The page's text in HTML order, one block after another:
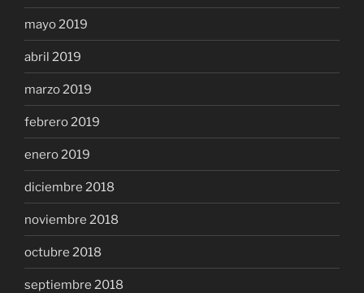
mayo 2019
abril 2019
marzo 2019
febrero 2019
enero 2019
diciembre 2018
noviembre 2018
octubre 2018
septiembre 2018